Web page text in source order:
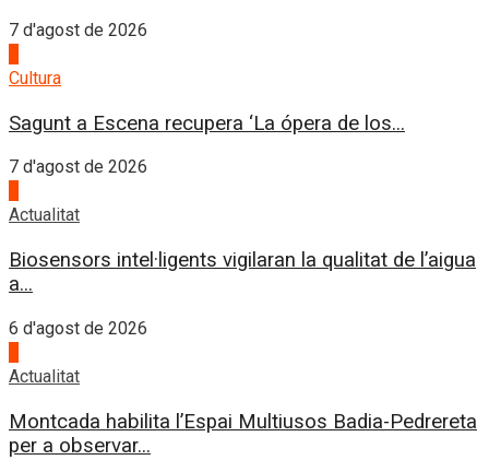
7 d'agost de 2026
Cultura
Sagunt a Escena recupera ‘La ópera de los...
7 d'agost de 2026
Actualitat
Biosensors intel·ligents vigilaran la qualitat de l’aigua
a...
6 d'agost de 2026
Actualitat
Montcada habilita l’Espai Multiusos Badia-Pedrereta
per a observar...